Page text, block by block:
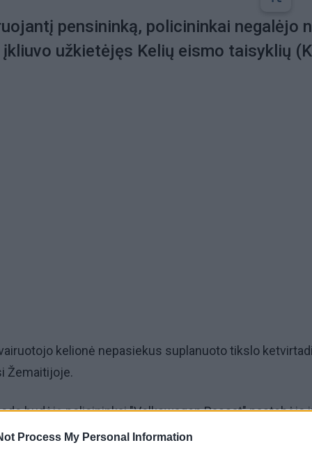
Process My Personal Information
pensininką, policininkai negalėjo
užkietėjęs Kelių eismo taisyklių
kelionė nepasiekus suplanuoto tikslo
Žemaitijoje.
budėję policininkai "Volkswagen Passat" pastebėjo
gatvėje.